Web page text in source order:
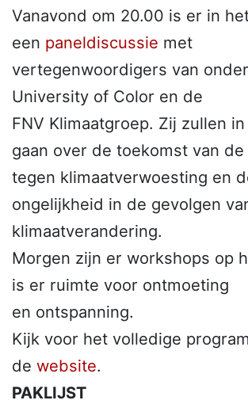
Vanavond om 20.00 is er in
een paneldiscussie met
vertegenwoordigers van
University of Color en de
FNV Klimaatgroep. Zij zullen
gaan over de toekomst van
tegen klimaatverwoesting en
ongelijkheid in de gevolgen
klimaatverandering.
Morgen zijn er workshops op
is er ruimte voor ontmoeting
en ontspanning.
Kijk voor het volledige
de website.
PAKLIJST